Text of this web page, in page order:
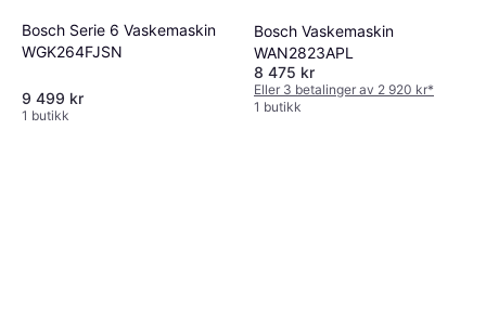
Bosch Serie 6 Vaskemaskin
WGK264FJSN
9 499 kr
1 butikk
Bosch Vaskemaskin
WAN2823APL
8 475 kr
Eller 3 betalinger av 2 920 kr*
1 butikk